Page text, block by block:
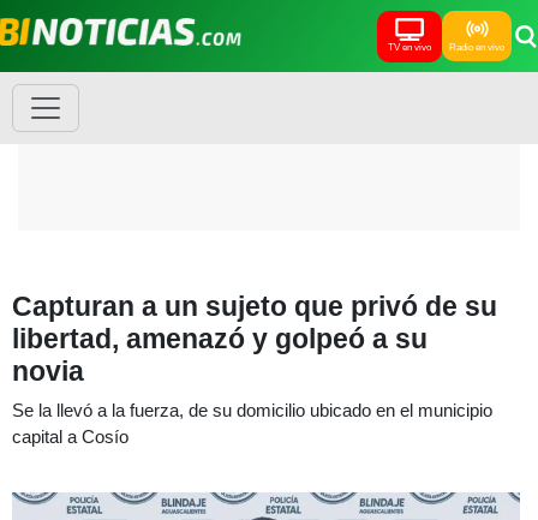
TV en vivo Radio en vivo
Capturan a un sujeto que privó de su
libertad, amenazó y golpeó a su
novia
Se la llevó a la fuerza, de su domicilio ubicado en el municipio
capital a Cosío